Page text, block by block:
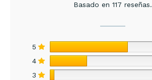
Basado en 117 reseñas.
5
4
3